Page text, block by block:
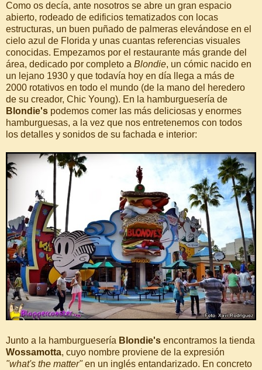
Como os decía, ante nosotros se abre un gran espacio
abierto, rodeado de edificios tematizados con locas
estructuras, un buen puñado de palmeras elevándose en el
cielo azul de Florida y unas cuantas referencias visuales
conocidas. Empezamos por el restaurante más grande del
área, dedicado por completo a Blondie, un cómic nacido en
un lejano 1930 y que todavía hoy en día llega a más de
2000 rotativos en todo el mundo (de la mano del heredero
de su creador, Chic Young). En la hamburguesería de
Blondie's podemos comer las más deliciosas y enormes
hamburguesas, a la vez que nos entretenemos con todos
los detalles y sonidos de su fachada e interior:
Junto a la hamburguesería Blondie's encontramos la tienda
Wossamotta, cuyo nombre proviene de la expresión
"what's the matter"en un inglés entandarizado. En concreto